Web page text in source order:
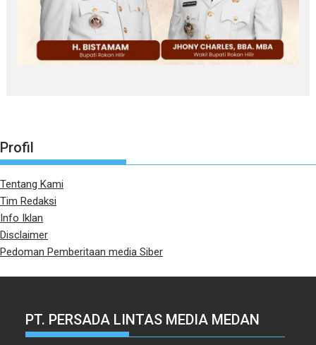
Profil
Tentang Kami
Tim Redaksi
Info Iklan
Disclaimer
Pedoman Pemberitaan media Siber
PT. PERSADA LINTAS MEDIA MEDAN